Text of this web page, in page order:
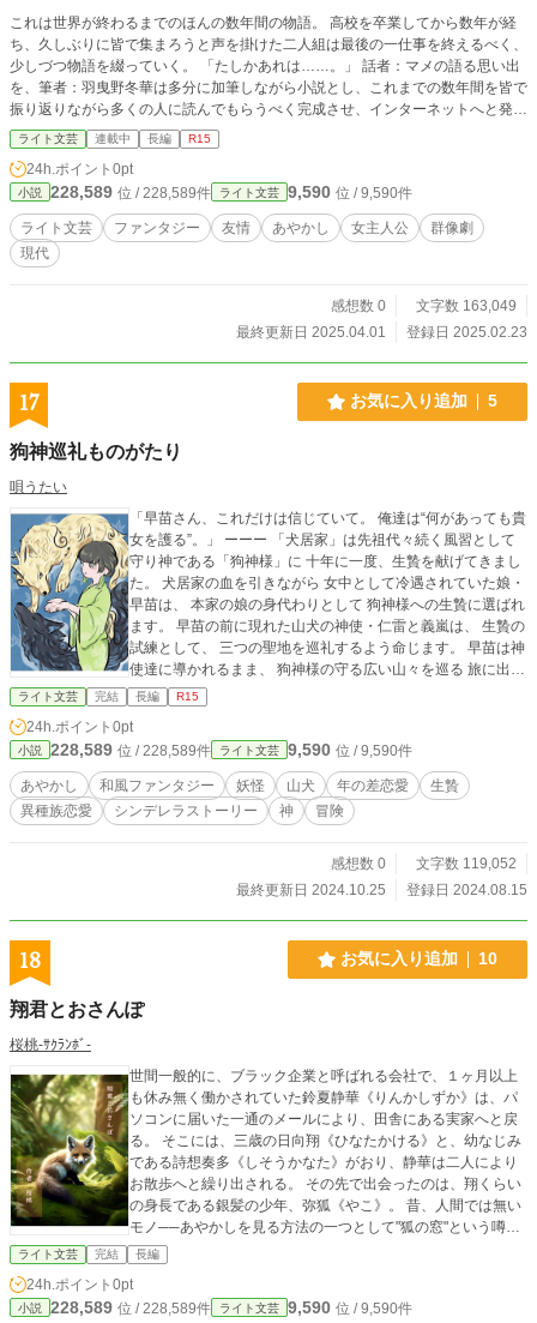
これは世界が終わるまでのほんの数年間の物語。 高校を卒業してから数年が経
ち、久しぶりに皆で集まろうと声を掛けた二人組は最後の一仕事を終えるべく、
少しづつ物語を綴っていく。 「たしかあれは……。」 話者：マメの語る思い出
を、筆者：羽曳野冬華は多分に加筆しながら小説とし、これまでの数年間を皆で
振り返りながら多くの人に読んでもらうべく完成させ、インターネットへと発信
する(予定である)。 徐々に増える年越しメンバーと、彼女達と関わった怪異や遺
物によって引き起こされた事件達は各々の目にどう映っていたのか。 一人の視
点だけでは見えてこない裏側もいつか観られるかもしれない(し観られないかも
しれない)。
ライト文芸 連載中 長編 R15
24h.ポイント 0pt
小説 228,589 位 / 228,589件 ライト文芸 9,590 位 / 9,590件
ライト文芸 ファンタジー 友情 あやかし 女主人公
群像劇
現代
感想数 0
文字数 163,049
最終更新日 2025.04.01
登録日 2025.02.23
17 お気に入り追加 5
狗神巡礼ものがたり
唄うたい
「早苗さん、これだけは信じていて。 俺達は“何があっても貴
女を護る”。」 ーーー 「犬居家」は先祖代々続く風習として
守り神である「狗神様」に 十年に一度、生贄を献げてきまし
た。 犬居家の血を引きながら 女中として冷遇されていた娘・
早苗は、 本家の娘の身代わりとして 狗神様への生贄に選ばれ
ます。 早苗の前に現れた山犬の神使・仁雷と義嵐は、 生贄の
試練として、 三つの聖地を巡礼するよう命じます。 早苗は神
使達に導かれるまま、 狗神様の守る広い山々を巡る 旅に出る
ライト文芸 完結 長編 R15
24h.ポイント 0pt
小説 228,589 位 / 228,589件 ライト文芸 9,590 位 / 9,590件
あやかし 和風ファンタジー 妖怪 山犬 年の差恋愛
生贄
異種族恋愛
シンデレラストーリー 神 冒険
感想数 0
文字数 119,052
最終更新日 2024.10.25
登録日 2024.08.15
18 お気に入り追加 10
翔君とおさんぽ
桜桃-ｻｸﾗﾝﾎﾞ-
世間一般的に、ブラック企業と呼ばれる会社で、１ヶ月以上
も休み無く働かされていた鈴夏静華《りんかしずか》は、パ
ソコンに届いた一通のメールにより、田舎にある実家へと戻
る。 そこには、三歳の日向翔《ひなたかける》と、幼なじみ
である詩想奏多《しそうかなた》がおり、静華は二人により
お散歩へと繰り出される。 その先で出会ったのは、翔くらい
の身長である銀髪の少年、弥狐《やこ》。 昔、人間では無い
モノ──あやかしを見る方法の一つとして"狐の窓"という噂が
あった。 静華はその話を思い出し、異様な空気を纏っている
弥狐を狐の窓から覗き見ると、そこにはただの少年ではな
く、狐のあやかしが映り込む──…… 心疲れた人に送る、ほ
のぼのだけどちょっと不思議な物語。
ライト文芸 完結 長編
24h.ポイント 0pt
小説 228,589 位 / 228,589件 ライト文芸 9,590 位 / 9,590件